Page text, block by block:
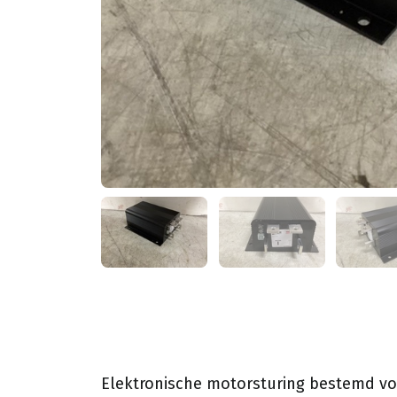
Elektronische motorsturing bestemd